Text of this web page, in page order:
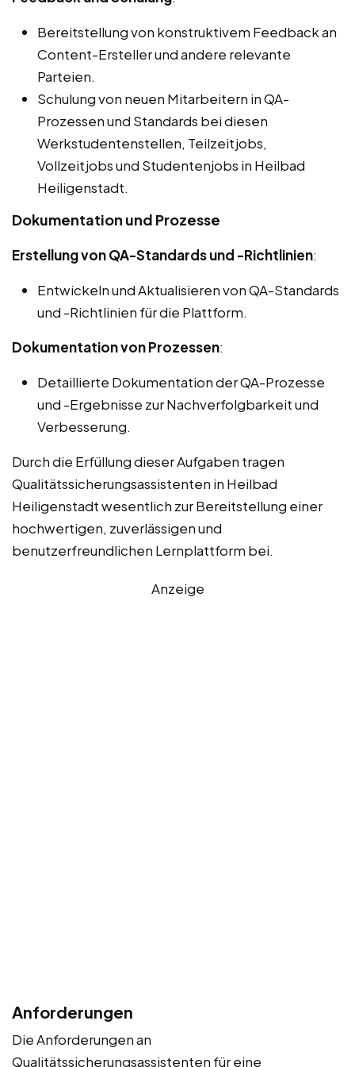
Bereitstellung von konstruktivem Feedback an
Content-Ersteller und andere relevante
Parteien.
Schulung von neuen Mitarbeitern in QA-
Prozessen und Standards bei diesen
Werkstudentenstellen, Teilzeitjobs,
Vollzeitjobs und Studentenjobs in Heilbad
Heiligenstadt.
Dokumentation und Prozesse
Erstellung von QA-Standards und -Richtlinien:
Entwickeln und Aktualisieren von QA-Standards
und -Richtlinien für die Plattform.
Dokumentation von Prozessen:
Detaillierte Dokumentation der QA-Prozesse
und -Ergebnisse zur Nachverfolgbarkeit und
Verbesserung.
Durch die Erfüllung dieser Aufgaben tragen
Qualitätssicherungsassistenten in Heilbad
Heiligenstadt wesentlich zur Bereitstellung einer
hochwertigen, zuverlässigen und
benutzerfreundlichen Lernplattform bei.
Anzeige
Anforderungen
Die Anforderungen an
Qualitätssicherungsassistenten für eine